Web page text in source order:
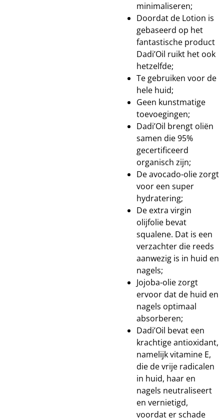
minimaliseren;
Doordat de Lotion is
gebaseerd op het
fantastische product
Dadi’Oil ruikt het ook
hetzelfde;
Te gebruiken voor de
hele huid;
Geen kunstmatige
toevoegingen;
Dadi’Oil brengt oliën
samen die 95%
gecertificeerd
organisch zijn;
De avocado-olie zorgt
voor een super
hydratering;
De extra virgin
olijfolie bevat
squalene. Dat is een
verzachter die reeds
aanwezig is in huid en
nagels;
Jojoba-olie zorgt
ervoor dat de huid en
nagels optimaal
absorberen;
Dadi’Oil bevat een
krachtige antioxidant,
namelijk vitamine E,
die de vrije radicalen
in huid, haar en
nagels neutraliseert
en vernietigd,
voordat er schade